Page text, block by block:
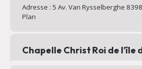
Adresse : 5 Av. Van Rysselberghe
Plan
Chapelle Christ Roi de l’île